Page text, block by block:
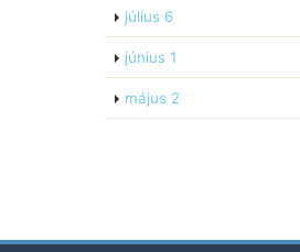
július 6
június 1
május 2